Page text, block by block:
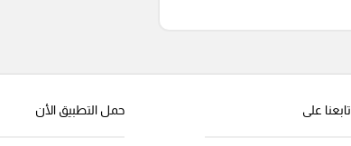
تابعنا على حمل التطبيق الأن